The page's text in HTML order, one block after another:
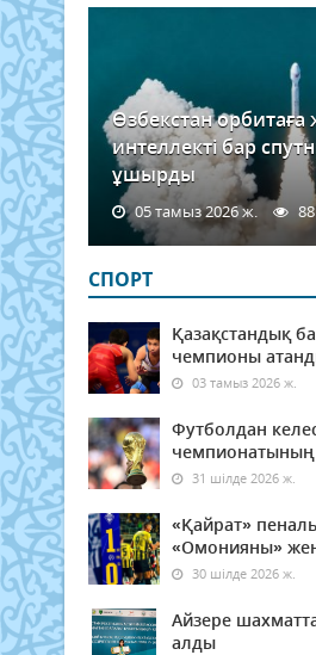
Өзбекстан
интеллекті бар
ұшырды
05 тамыз 2026 ж. 88
СПОРТ
Қазақстандық
чемпионы
03 тамыз 2026 ж.
Футболдан
чемпионатының
31 шілде 2026 ж.
«Қайрат»
«Омонияны»
30 шілде 2026 ж.
Айзере
алды